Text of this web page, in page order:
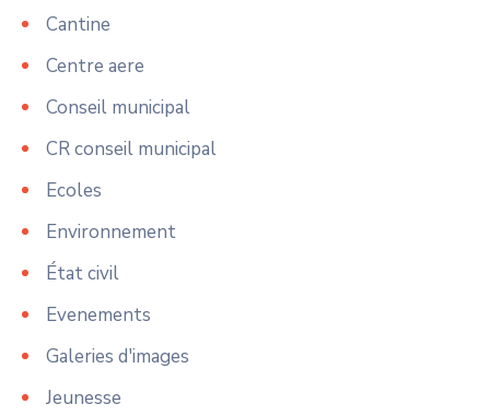
Cantine
Centre aere
Conseil municipal
CR conseil municipal
Ecoles
Environnement
État civil
Evenements
Galeries d'images
Jeunesse